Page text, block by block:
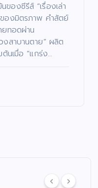
องซีรีส์ “เรื่องเล่า
องมิตรภาพ คำสัตย์
ยทอดผ่าน
งสาบานตาย” ผลิต
ต้นเมื่อ “แกร่ง…